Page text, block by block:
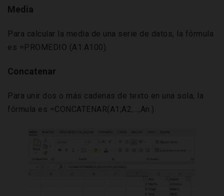
Media
Para calcular la media de una serie de datos, la fórmula
es =PROMEDIO (A1:A100).
Concatenar
Para unir dos o más cadenas de texto en una sola, la
fórmula es =CONCATENAR(A1;A2;…;An.).